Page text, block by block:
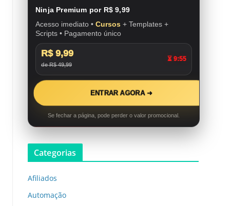
Ninja Premium por R$ 9,99
Acesso imediato • Cursos + Templates +
Scripts • Pagamento único
R$ 9,99
de R$ 49,99
⏳ 9:53
ENTRAR AGORA ➜
Se fechar a página, pode perder o valor promocional.
Categorias
Afiliados
Automação